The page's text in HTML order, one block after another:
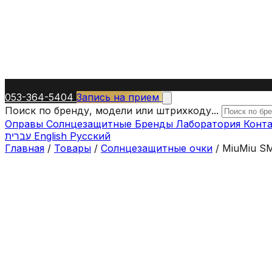
053-364-5404 Запись на прием
Поиск по бренду, модели или штрихкоду...
Оправы Солнцезащитные Бренды Лаборатория
English Русский
Главная / Товары / Солнцезащитные очки / MiuMiu